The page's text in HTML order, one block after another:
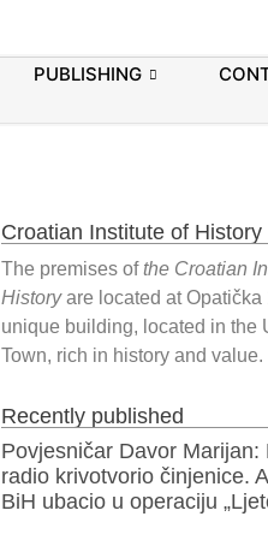
PUBLISHING
Croatian Institute of History
The premises ofthe Croatian
Historyare located at Opatička
unique building, located in the
Town, rich in history and value.
Recently published
Povjesničar Davor Marijan:
radio krivotvorio činjenice.
BiH ubacio u operaciju